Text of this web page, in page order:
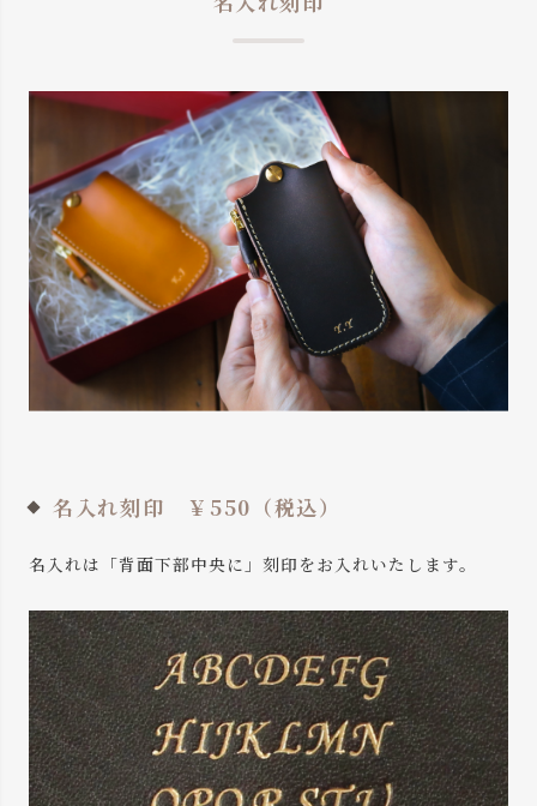
名入れ刻印 ￥550（税込）
名入れは「背面下部中央に」 刻印をお入れいたします。